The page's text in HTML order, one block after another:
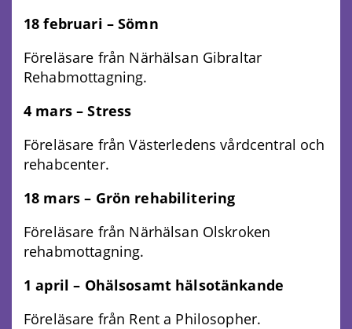
18 februari – Sömn
Föreläsare från Närhälsan Gibraltar
Rehabmottagning.
4 mars – Stress
Föreläsare från Västerledens vårdcentral och
rehabcenter.
18 mars – Grön rehabilitering
Föreläsare från Närhälsan Olskroken
rehabmottagning.
1 april – Ohälsosamt hälsotänkande
Föreläsare från Rent a Philosopher.